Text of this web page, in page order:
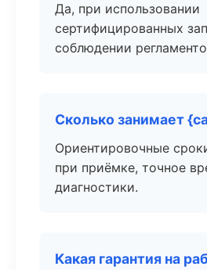
Да, при использовании
сертифицированных
соблюдении
Сколько занимает
Ориентировочные
при приёмке, точное
диагностики.
Какая гарантия на